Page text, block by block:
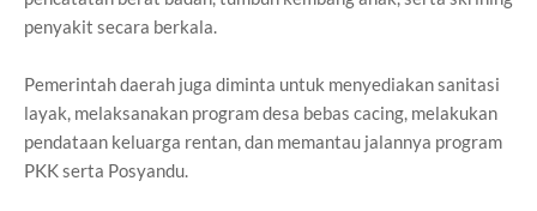
penyakit secara berkala.
Pemerintah daerah juga diminta untuk menyediakan sanitasi
layak, melaksanakan program desa bebas cacing, melakukan
pendataan keluarga rentan, dan memantau jalannya program
PKK serta Posyandu.